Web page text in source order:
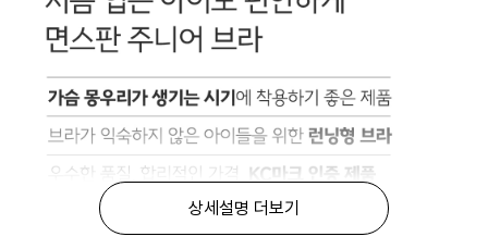
상세설명 더보기